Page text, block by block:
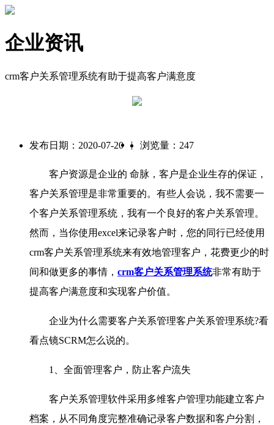
企业资讯
crm客户关系管理系统有助于提高客户满意度
发布日期：2020-07-20 | 浏览量：247
客户资源是企业的 命脉，客户是企业生存的保证，
客户关系管理是非常重要的。有些人会说，我不需要一
个客户关系管理系统，我有一个良好的客户关系管理。
然而，当你使用excel来记录客户时，您的同行已经使用
crm客户关系管理系统来有效地管理客户，花费更少的时
间和做更多的事情， crm客户关系管理系统非常有助于
提高客户满意度和实现客户价值。
企业为什么需要客户关系管理客户关系管理系统?看
看点镜SCRM怎么说的。
1、全面管理客户，防止客户流失
客户关系管理软件采用多维客户管理功能建立客户
档案，从不同角度完整准确记录客户数据和客户分割，